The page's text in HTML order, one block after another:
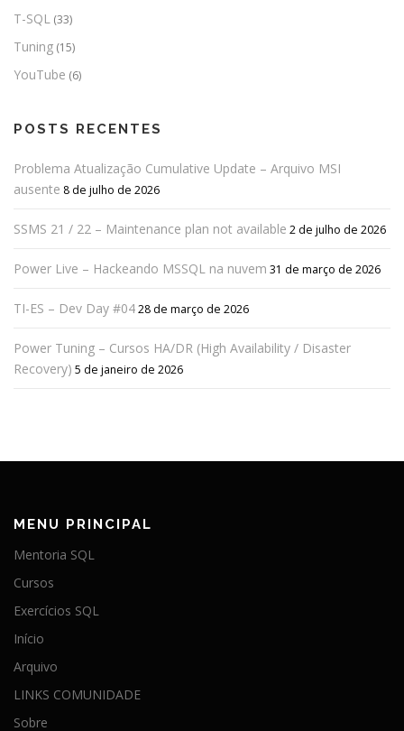
T-SQL (33)
Tuning (15)
YouTube (6)
POSTS RECENTES
Problema Atualização Cumulative Update – Arquivo MSI
ausente 8 de julho de 2026
SSMS 21 / 22 – Maintenance plan not available 2 de julho de 2026
Power Live – Hackeando MSSQL na nuvem 31 de março de 2026
TI-ES – Dev Day #0428 de março de 2026
Power Tuning – Cursos HA/DR (High Availability / Disaster
Recovery) 5 de janeiro de 2026
MENU PRINCIPAL
Mentoria SQL
Cursos
Exercícios SQL
Início
Arquivo
LINKS COMUNIDADE
Sobre